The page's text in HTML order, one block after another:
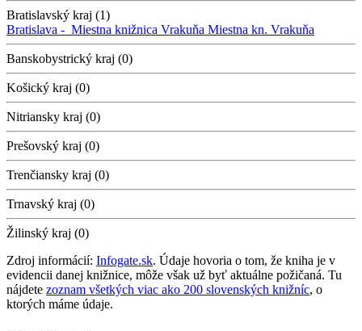
Bratislavský kraj (1)
Bratislava - Miestna knižnica Vrakuňa Miestna kn. Vrakuňa
Banskobystrický kraj (0)
Košický kraj (0)
Nitriansky kraj (0)
Prešovský kraj (0)
Trenčiansky kraj (0)
Trnavský kraj (0)
Žilinský kraj (0)
Zdroj informácií: Infogate.sk. Údaje hovoria o tom, že kniha je v
evidencii danej knižnice, môže však už byť aktuálne požičaná. Tu
nájdete zoznam všetkých viac ako 200 slovenských knižníc, o
ktorých máme údaje.